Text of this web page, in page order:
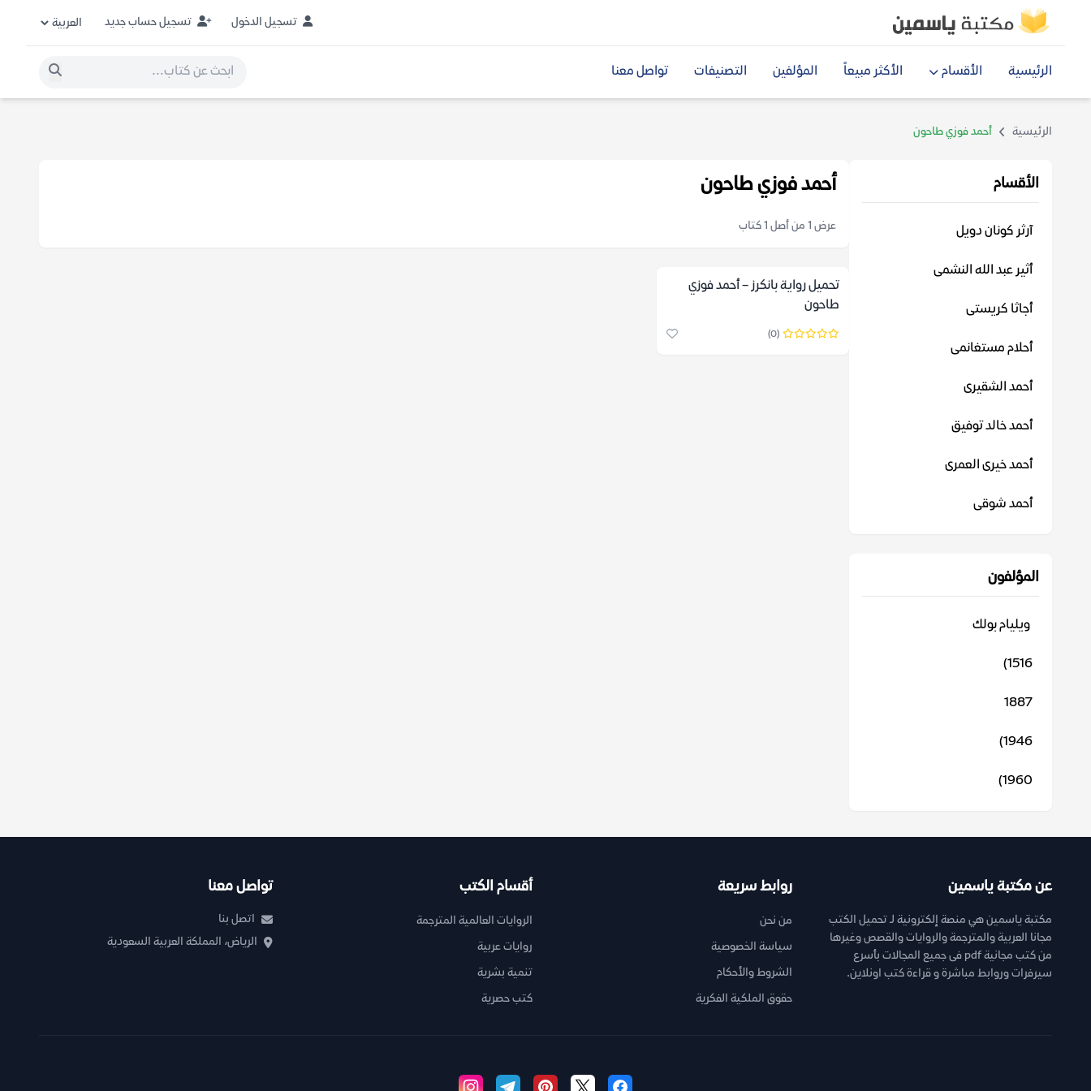
تسجيل الدخول تسجيل حساب جديد
الرئيسية الأقسام الأكثر مبيعاً المؤلفين التصنيفات تواصل معنا
الرئيسية أحمد فوزي طاحون
الأقسام
آرثر كونان دويل
أثير عبد الله النشمى
أجاثا كريستى
أحلام مستغانمى
أحمد الشقيرى
أحمد خالد توفيق
أحمد خيرى العمرى
أحمد شوقى
المؤلفون
‬ ويليام بولك
1516)
1887
1946)
1960)
أحمد فوزي طاحون
عرض 1 من أصل 1 كتاب
تحميل رواية بانكرز – أحمد فوزي
طاحون
(0)
عن مكتبة ياسمين
مكتبة ياسمين هي منصة إلكترونية لـ تحميل الكتب
مجانا العربية والمترجمة والروايات والقصص وغيرها
من كتب مجانية pdf فى جميع المجالات بأسرع
سيرفرات وروابط مباشرة و قراءة كتب اونلاين.
روابط سريعة
من نحن
سياسة الخصوصية
الشروط والأحكام
حقوق الملكية الفكرية
أقسام الكتب
الروايات العالمية المترجمة
روايات عربية
تنمية بشرية
كتب حصرية
تواصل معنا
اتصل بنا
الرياض، المملكة العربية السعودية